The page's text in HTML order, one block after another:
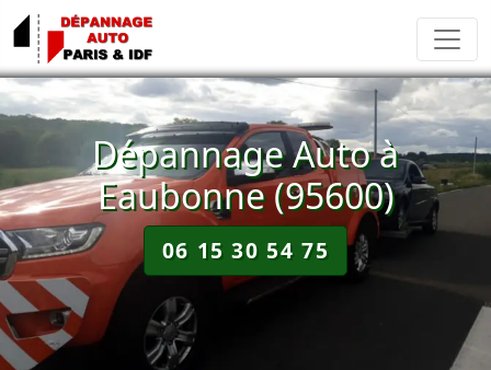
Dépannage Auto à
Eaubonne (95600)
06 15 30 54 75